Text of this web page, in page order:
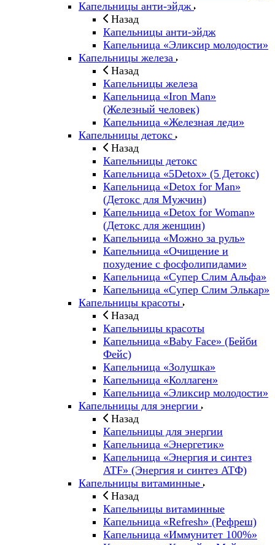
Капельницы анти-эйдж
Назад
Капельницы анти-эйдж
Капельница «Эликсир молодости»
Капельницы железа
Назад
Капельницы железа
Капельница «Iron Man»
(Железный человек)
Капельница «Железная леди»
Капельницы детокс
Назад
Капельницы детокс
Капельница «5Detox» (5 Детокс)
Капельница «Detox for Man»
(Детокс для Мужчин)
Капельница «Detox for Woman»
(Детокс для женщин)
Капельница «Можно за руль»
Капельница «Очищение и
похудение с фосфолипидами»
Капельница «Супер Слим Альфа»
Капельница «Супер Слим Элькар»
Капельницы красоты
Назад
Капельницы красоты
Капельница «Baby Face» (Бейби
Фейс)
Капельница «Золушка»
Капельница «Коллаген»
Капельница «Эликсир молодости»
Капельницы для энергии
Назад
Капельницы для энергии
Капельница «Энергетик»
Капельница «Энергия и синтез
ATF» (Энергия и синтез АТФ)
Капельницы витаминные
Назад
Капельницы витаминные
Капельница «Refresh» (Рефреш)
Капельница «Иммунитет 100%»